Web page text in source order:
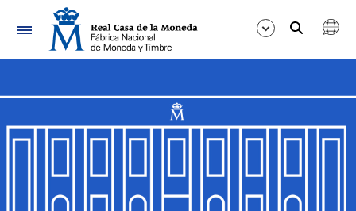
Navegación
Mostrar/Ocultar
Mostrar/Ocultar